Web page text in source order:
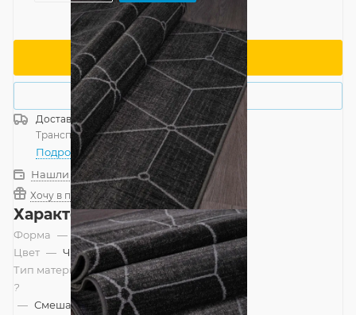
В корзину
Купить в 1 клик
ДоставкаРоссия
Транспортной компанией—бесплатно
Подробнее
Нашли дешевле?
Хочу в подарок
Характеристики
Форма — Прямоугольник
Цвет — Черный, Темный
Тип материала
?
— Смешанный